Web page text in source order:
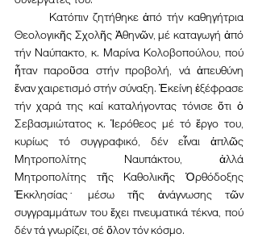
Θεολογικῆς Σχολῆς Ἀθηνῶν, μέ καταγωγή ἀπό
τήν Ναύπακτο, κ. Μαρίνα Κολοβοπούλου, πού
ἦταν παροῦσα στήν προβολή, νά ἀπευθύνη
ἕναν χαιρετισμό στήν σύναξη. Ἐκείνη ἐξέφρασε
τήν χαρά της καί καταλήγοντας τόνισε ὅτι ὁ
Σεβασμιώτατος κ. Ἱερόθεος μέ τό ἔργο του,
κυρίως τό συγγραφικό, δέν εἶναι ἁπλῶς
Μητροπολίτης Ναυπάκτου, ἀλλά
Μητροπολίτης τῆς Καθολικῆς Ὀρθόδοξης
Ἐκκλησίας﮲ μέσω τῆς ἀνάγνωσης τῶν
συγγραμμάτων του ἔχει πνευματικά τέκνα, πού
δέν τά γνωρίζει, σέ ὅλον τόν κόσμο.